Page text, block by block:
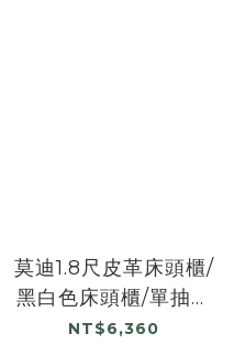
莫迪1.8尺皮革床頭櫃/
黑白色床頭櫃/單抽收
納櫃/置物小邊櫃/小茶
NT$6,360